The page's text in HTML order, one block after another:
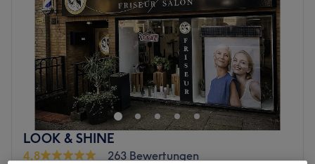
LOOK & SHINE
4,8
263 Bewertungen